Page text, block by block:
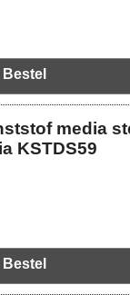
Bestel
media
KSTDS59
Bestel